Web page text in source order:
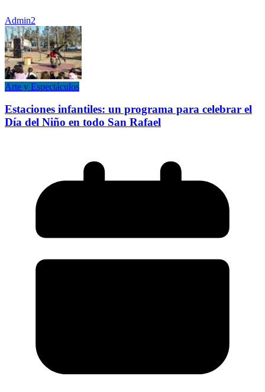
Admin2
Arte y Espectáculos
Estaciones infantiles: un programa para celebrar el
Día del Niño en todo San Rafael